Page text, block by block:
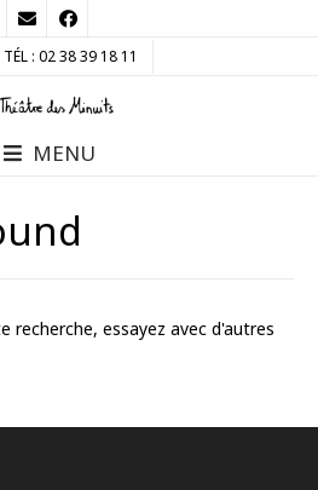
TÉL : 02 38 39 18 11
MENU
recherche, essayez avec d'autres